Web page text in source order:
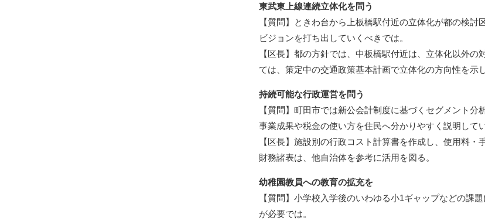
東武東上線連続立体化を問う
【質問】ときわ台から上板橋駅付近の立体化が都の検
ビジョンを打ち出していくべきでは。
【区長】都の方針では、中板橋駅付近は、立体化以外
ては、策定中の交通政策基本計画で立体化の方向性を示
持続可能な行政運営を問う
【質問】町田市では新公会計制度に基づくセグメント
事業成果や税金の使い方を住民へ分かりやすく説明して
【区長】施設別の行政コスト計算書を作成し、使用料・
財務諸表は、他自治体を参考に活用を図る。
幼稚園教員への教育の拡充を
【質問】小学校入学後のいわゆる小1ギャップなどの課
が必要では。